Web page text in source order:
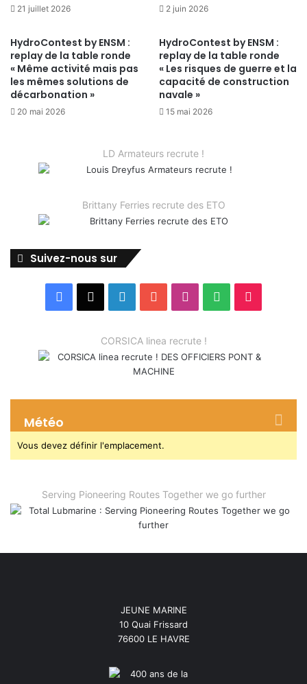
21 juillet 2026 2 juin 2026
HydroContest by ENSM :
replay de la table ronde
« Même activité mais pas
les mêmes solutions de
décarbonation »
20 mai 2026
HydroContest by ENSM :
replay de la table ronde
« Les risques de guerre et la
capacité de construction
navale »
15 mai 2026
LD Armateurs recrute !
Brittany Ferries recrute des ETO
Suivez-nous sur
Facebook LinkedinYouTubeInstagram
Spotify
CORSICA linea recrute !
Météo
Vous devez définir l'emplacement.
Serving Pioneering Routes Together we go further
JEUNE MARINE
10 Quai Frissard
76600 LE HAVRE